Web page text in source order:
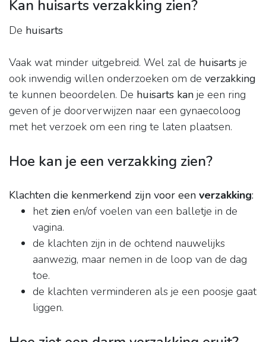
Kan huisarts verzakking zien?
De huisarts
Vaak wat minder uitgebreid. Wel zal de huisarts je
ook inwendig willen onderzoeken om de verzakking
te kunnen beoordelen. De huisarts kan je een ring
geven of je doorverwijzen naar een gynaecoloog
met het verzoek om een ring te laten plaatsen.
Hoe kan je een verzakking zien?
Klachten die kenmerkend zijn voor een verzakking:
het zien en/of voelen van een balletje in de
vagina.
de klachten zijn in de ochtend nauwelijks
aanwezig, maar nemen in de loop van de dag
toe.
de klachten verminderen als je een poosje gaat
liggen.